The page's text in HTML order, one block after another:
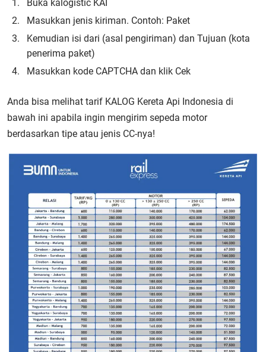
Buka kalogistic KAI
Masukkan jenis kiriman. Contoh: Paket
Kemudian isi dari (asal pengiriman) dan Tujuan (kota
penerima paket)
Masukkan kode CAPTCHA dan klik Cek
Anda bisa melihat tarif KALOG Kereta Api Indonesia di
bawah ini apabila ingin mengirim sepeda motor
berdasarkan tipe atau jenis CC-nya!